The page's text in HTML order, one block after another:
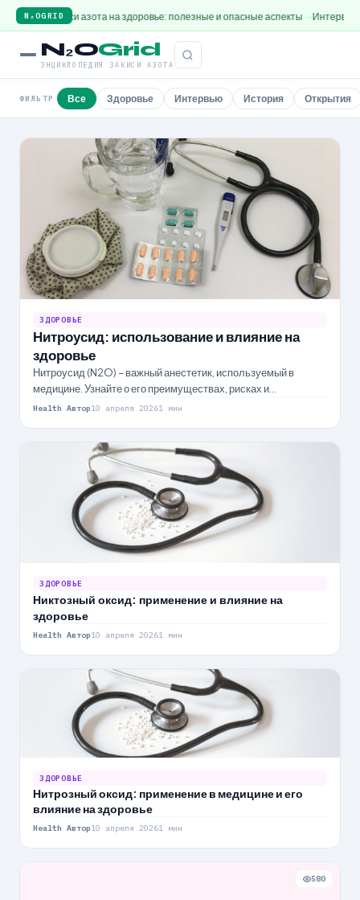
N₂OGRID
закиси азота на здоровье: полезные и опасные аспекты Интервью с
N₂OGrid
ЭНЦИКЛОПЕДИЯ ЗАКИСИ АЗОТА
ФИЛЬТР Все Здоровье Интервью История Открытия
ЗДОРОВЬЕ
Нитроусид: использование и влияние на
здоровье
Нитроусид (N2O) – важный анестетик, используемый в
медицине. Узнайте о его преимуществах, рисках и
долгосрочных последствиях для здоровья.
Health Автор10 апреля 20261 мин
ЗДОРОВЬЕ
Никтозный оксид: применение и влияние на
здоровье
Health Автор10 апреля 20261 мин
ЗДОРОВЬЕ
Нитрозный оксид: применение в медицине и его
влияние на здоровье
Health Автор10 апреля 20261 мин
580